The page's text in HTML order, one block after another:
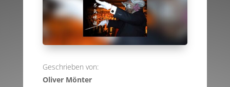
Geschrieben von:
Oliver Mönter